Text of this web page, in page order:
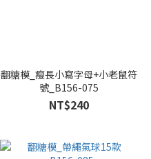
翻糖模_瘦長小寫字母+小老鼠符
號_B156-075
NT$240